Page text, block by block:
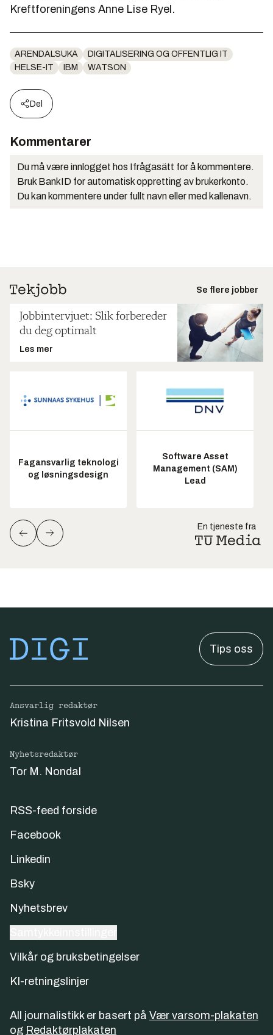
Kreftforeningens Anne Lise Ryel.
ARENDALSUKA
DIGITALISERING OG OFFENTLIG IT
HELSE-IT
IBM WATSON
Del
Kommentarer
Du må være innlogget hos Ifrågasätt for å kommentere.
Bruk BankID for automatisk oppretting av brukerkonto.
Du kan kommentere under fullt navn eller med kallenavn.
Se flere jobber
Jobbintervjuet: Slik forbereder
du deg optimalt
Les mer
Fagansvarlig teknologi
og løsningsdesign
Software Asset
Management (SAM)
Lead
En tjeneste fra
Tips oss
Ansvarlig redaktør
Kristina Fritsvold Nilsen
Nyhetsredaktør
Tor M. Nondal
RSS-feed forside
Facebook
Linkedin
Bsky
Nyhetsbrev
Vilkår og bruksbetingelser
KI-retningslinjer
All journalistikk er basert på Vær varsom-plakaten
og Redaktørplakaten